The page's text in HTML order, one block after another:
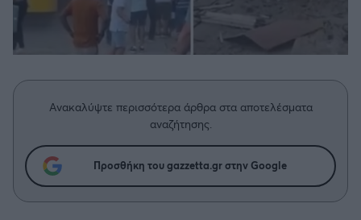
Δημήτρης Τσορμπατζόγλου
ΟΦΗ
Συνεντεύξεις
Μεγάλη μου Αγάπη
Μια Ιστορία από την Πόλη
Ανακαλύψτε περισσότερα άρθρα στα αποτελέσματα
αναζήτησης.
Προσθήκη του gazzetta.gr στην Google